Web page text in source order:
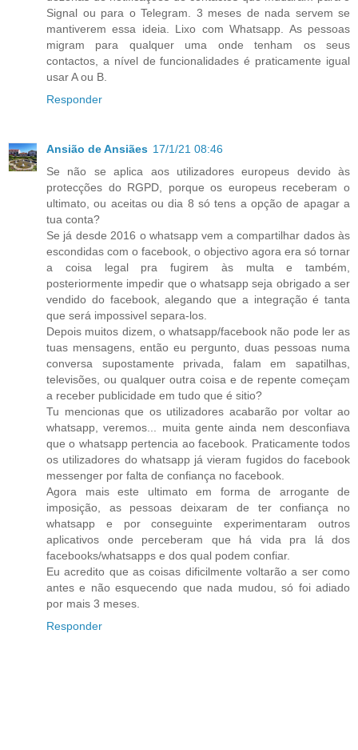
Signal ou para o Telegram. 3 meses de nada servem se
mantiverem essa ideia. Lixo com Whatsapp. As pessoas
migram para qualquer uma onde tenham os seus
contactos, a nível de funcionalidades é praticamente igual
usar A ou B.
Responder
Ansião de Ansiães 17/1/21 08:46
Se não se aplica aos utilizadores europeus devido às
protecções do RGPD, porque os europeus receberam o
ultimato, ou aceitas ou dia 8 só tens a opção de apagar a
tua conta?
Se já desde 2016 o whatsapp vem a compartilhar dados às
escondidas com o facebook, o objectivo agora era só tornar
a coisa legal pra fugirem às multa e também,
posteriormente impedir que o whatsapp seja obrigado a ser
vendido do facebook, alegando que a integração é tanta
que será impossivel separa-los.
Depois muitos dizem, o whatsapp/facebook não pode ler as
tuas mensagens, então eu pergunto, duas pessoas numa
conversa supostamente privada, falam em sapatilhas,
televisões, ou qualquer outra coisa e de repente começam
a receber publicidade em tudo que é sitio?
Tu mencionas que os utilizadores acabarão por voltar ao
whatsapp, veremos... muita gente ainda nem desconfiava
que o whatsapp pertencia ao facebook. Praticamente todos
os utilizadores do whatsapp já vieram fugidos do facebook
messenger por falta de confiança no facebook.
Agora mais este ultimato em forma de arrogante de
imposição, as pessoas deixaram de ter confiança no
whatsapp e por conseguinte experimentaram outros
aplicativos onde perceberam que há vida pra lá dos
facebooks/whatsapps e dos qual podem confiar.
Eu acredito que as coisas dificilmente voltarão a ser como
antes e não esquecendo que nada mudou, só foi adiado
por mais 3 meses.
Responder